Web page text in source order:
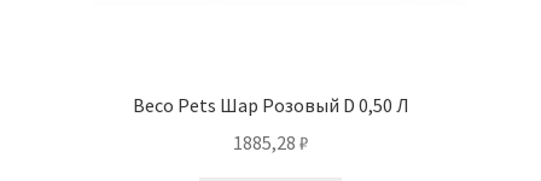
Beco Pets Шар Розовый D 0,50 Л
1885,28 ₽